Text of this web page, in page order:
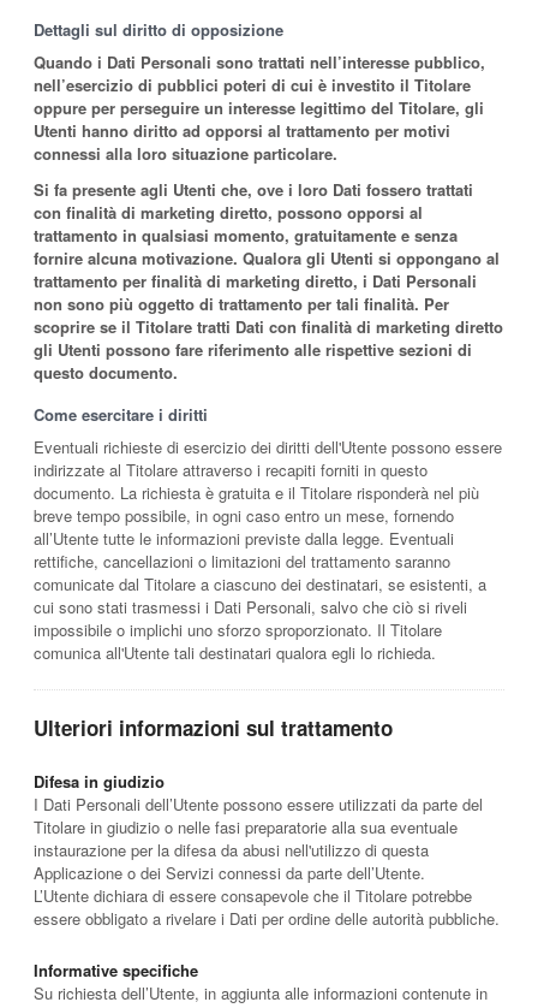
Dettagli sul diritto di opposizione
Quando i Dati Personali sono trattati nell’interesse pubblico,
nell’esercizio di pubblici poteri di cui è investito il Titolare
oppure per perseguire un interesse legittimo del Titolare, gli
Utenti hanno diritto ad opporsi al trattamento per motivi
connessi alla loro situazione particolare.
Si fa presente agli Utenti che, ove i loro Dati fossero trattati
con finalità di marketing diretto, possono opporsi al
trattamento in qualsiasi momento, gratuitamente e senza
fornire alcuna motivazione. Qualora gli Utenti si oppongano al
trattamento per finalità di marketing diretto, i Dati Personali
non sono più oggetto di trattamento per tali finalità. Per
scoprire se il Titolare tratti Dati con finalità di marketing diretto
gli Utenti possono fare riferimento alle rispettive sezioni di
questo documento.
Come esercitare i diritti
Eventuali richieste di esercizio dei diritti dell'Utente possono essere
indirizzate al Titolare attraverso i recapiti forniti in questo
documento. La richiesta è gratuita e il Titolare risponderà nel più
breve tempo possibile, in ogni caso entro un mese, fornendo
all’Utente tutte le informazioni previste dalla legge. Eventuali
rettifiche, cancellazioni o limitazioni del trattamento saranno
comunicate dal Titolare a ciascuno dei destinatari, se esistenti, a
cui sono stati trasmessi i Dati Personali, salvo che ciò si riveli
impossibile o implichi uno sforzo sproporzionato. Il Titolare
comunica all'Utente tali destinatari qualora egli lo richieda.
Ulteriori informazioni sul trattamento
Difesa in giudizio
I Dati Personali dell’Utente possono essere utilizzati da parte del
Titolare in giudizio o nelle fasi preparatorie alla sua eventuale
instaurazione per la difesa da abusi nell'utilizzo di questa
Applicazione o dei Servizi connessi da parte dell’Utente.
L’Utente dichiara di essere consapevole che il Titolare potrebbe
essere obbligato a rivelare i Dati per ordine delle autorità pubbliche.
Informative specifiche
Su richiesta dell’Utente, in aggiunta alle informazioni contenute in